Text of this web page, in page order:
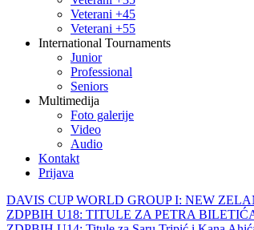
Veterani +45
Veterani +55
International Tournaments
Junior
Professional
Seniors
Multimedija
Foto galerije
Video
Audio
Kontakt
Prijava
DAVIS CUP WORLD GROUP I: NEW
ZDPBIH U18: TITULE ZA PETRA